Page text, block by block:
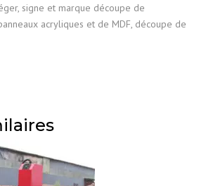
signe et marque découpe de
acryliques et de MDF, découpe de